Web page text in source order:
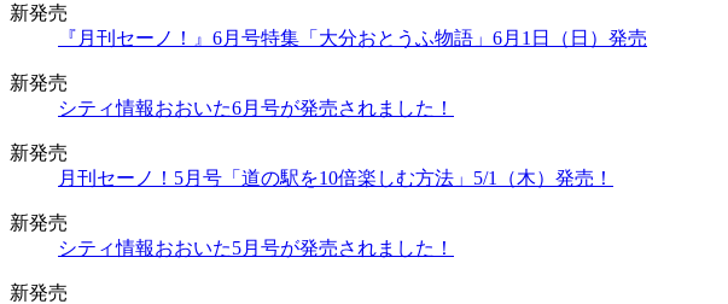
新発売
『月刊セーノ！』6月号特集「大分おとうふ物語」6月1日（日）発売
新発売
シティ情報おおいた6月号が発売されました！
新発売
月刊セーノ！5月号「道の駅を10倍楽しむ方法」5/1（木）発売！
新発売
シティ情報おおいた5月号が発売されました！
新発売